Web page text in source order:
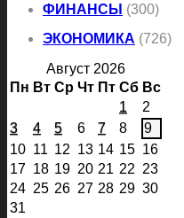
ФИНАНСЫ (300)
ЭКОНОМИКА (726)
Август 2026
Пн Вт Ср Чт Пт Сб Вс
1
2
3
4 5 6 7 8
9
10 11 12 13 14 15 16
17 18 19 20 21 22 23
24 25 26 27 28 29 30
31